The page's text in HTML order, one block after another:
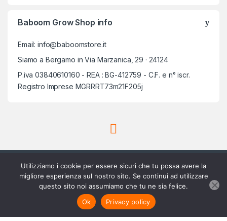
Baboom Grow Shop info
Email: info@baboomstore.it
Siamo a Bergamo in Via Marzanica, 29 · 24124
P.iva 03840610160 - REA : BG-412759 - C.F. e n° iscr.
Registro Imprese MGRRRT73m21F205j
Scrivici su Whatsapp
3756420488
Utilizziamo i cookie per essere sicuri che tu possa avere la
migliore esperienza sul nostro sito. Se continui ad utilizzare
questo sito noi assumiamo che tu ne sia felice.
Ok
Privacy policy